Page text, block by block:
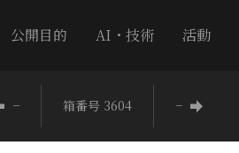
公開目的 AI・技術 活動
− 箱番号 3604 −